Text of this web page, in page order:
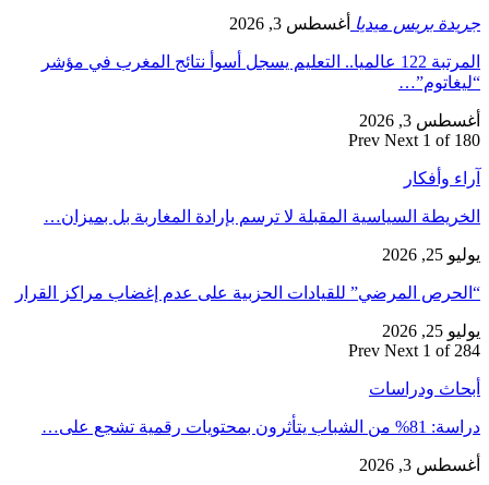
جريدة بريس ميديا أغسطس 3, 2026
المرتبة 122 عالميا.. التعليم يسجل أسوأ نتائج المغرب في مؤشر
“ليغاتوم”…
أغسطس 3, 2026
Prev Next 1 of 180
آراء وأفكار
الخريطة السياسية المقبلة لا ترسم بإرادة المغاربة بل بميزان…
يوليو 25, 2026
“الحرص المرضي” للقيادات الحزبية على عدم إغضاب مراكز القرار
يوليو 25, 2026
Prev Next 1 of 284
أبحاث ودراسات
دراسة: 81% من الشباب يتأثرون بمحتويات رقمية تشجع على…
أغسطس 3, 2026